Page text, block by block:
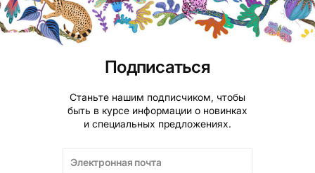
Подписаться
Станьте нашим подписчиком, чтобы
быть в курсе информации о новинках
и специальных предложениях.